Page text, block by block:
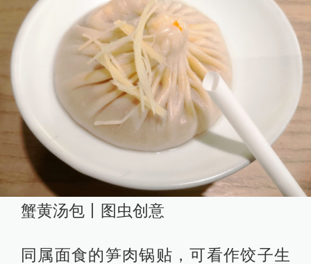
蟹黄汤包丨图虫创意
同属面食的笋肉锅贴，可看作饺子生